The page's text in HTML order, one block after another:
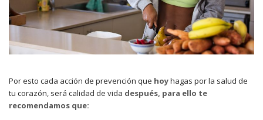
Por esto cada acción de prevención que hoyhagas por la salud de
tu corazón, será calidad de vida después, para ello te
recomendamos que: